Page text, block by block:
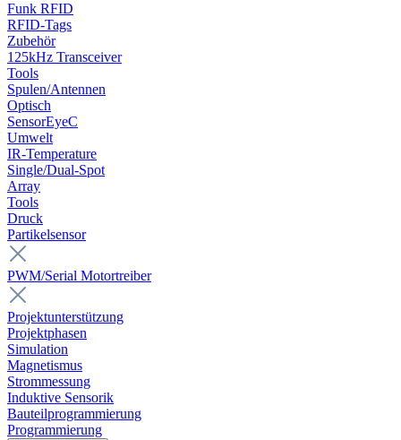
Funk RFID
RFID-Tags
Zubehör
125kHz Transceiver
Tools
Spulen/Antennen
Optisch
SensorEyeC
Umwelt
IR-Temperature
Single/Dual-Spot
Array
Tools
Druck
Partikelsensor
PWM/Serial Motortreiber
Projektunterstützung
Projektphasen
Simulation
Magnetismus
Strommessung
Induktive Sensorik
Bauteilprogrammierung
Programmierung